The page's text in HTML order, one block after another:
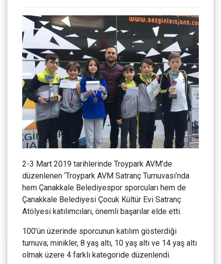
2-3 Mart 2019 tarihlerinde Troypark AVM’de
düzenlenen ‘Troypark AVM Satranç Turnuvası’nda
hem Çanakkale Belediyespor sporcuları hem de
Çanakkale Belediyesi Çocuk Kültür Evi Satranç
Atölyesi katılımcıları, önemli başarılar elde etti.
100’ün üzerinde sporcunun katılım gösterdiği
turnuva; minikler, 8 yaş altı, 10 yaş altı ve 14 yaş altı
olmak üzere 4 farklı kategoride düzenlendi.